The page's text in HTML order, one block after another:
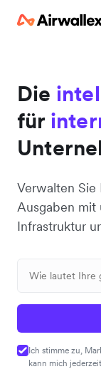
Die
für
Verwalten Sie
Ausgaben mit
Infrastruktur
Ich stimme zu,
kann mich